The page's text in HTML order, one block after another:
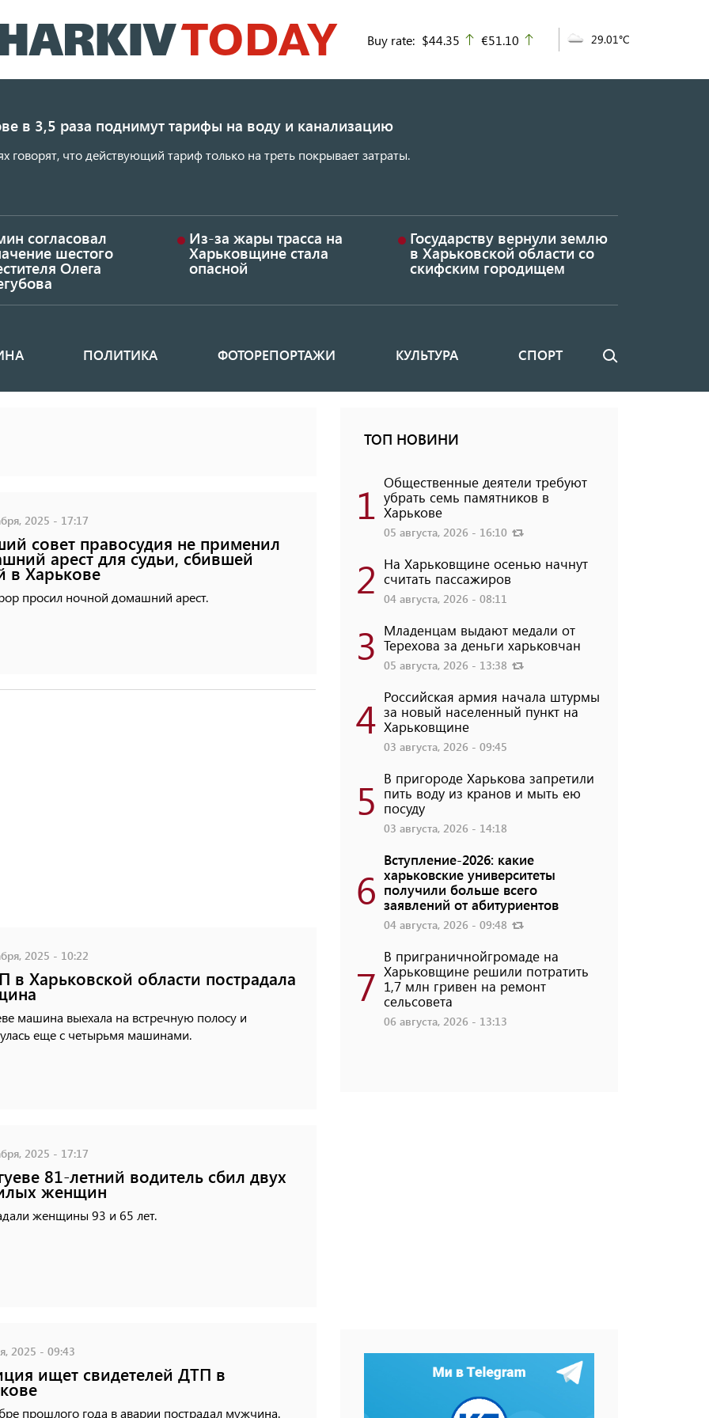
к
основному
Buy rate: $44.35 up
€51.10 29.01°C
в 3,5 раза поднимут тарифы на воду и канализацию
говорят, что действующий тариф только на треть покрывает затраты.
согласовал
шестого
Олега
Из-за жары трасса на
Харьковщине стала
опасной
Государству вернули землю
в Харьковской области со
скифским городищем
ПОЛИТИКА ФОТОРЕПОРТАЖИ КУЛЬТУРА СПОРТ Поиск
2025 - 17:17
совет правосудия не применил
арест для судьи, сбившей
в Харькове
просил ночной домашний арест.
2025 - 10:22
в Харьковской области пострадала
машина выехала на встречную полосу и
еще с четырьмя машинами.
2025 - 17:17
81-летний водитель сбил двух
женщин
женщины 93 и 65 лет.
2025 - 09:43
ищет свидетелей ДТП в
прошлого года в аварии пострадал мужчина.
ТОП НОВИНИ
1 Общественные деятели требуют
убрать семь памятников в
Харькове
05 августа, 2026 - 16:10
2 На Харьковщине осенью начнут
считать пассажиров
04 августа, 2026 - 08:11
3 Младенцам выдают медали от
Терехова за деньги харьковчан
05 августа, 2026 - 13:38
4 Российская армия начала штурмы
за новый населенный пункт на
Харьковщине
03 августа, 2026 - 09:45
5 В пригороде Харькова запретили
пить воду из кранов и мыть ею
посуду
03 августа, 2026 - 14:18
6
Вступление-2026: какие
харьковские университеты
получили больше всего
заявлений от абитуриентов
04 августа, 2026 - 09:48
7
В приграничнойгромаде на
Харьковщине решили потратить
1,7 млн ​​гривен на ремонт
сельсовета
06 августа, 2026 - 13:13